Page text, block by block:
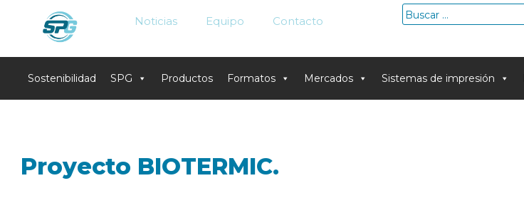
Noticias Equipo Contacto
Buscar:
Sostenibilidad SPG Productos Formatos Mercados Sistemas de impresión
Proyecto BIOTERMIC.